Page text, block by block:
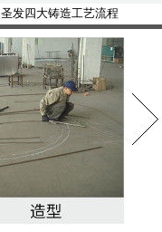
圣发四大铸造工艺流程